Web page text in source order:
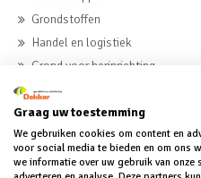
Grondstoffen
Handel en logistiek
Grond voor herinrichting
Beton
MVO
MVO
Graag uw toestemming
We gebruiken cookies om content en
voor social media te bieden en om ons
we informatie over uw gebruik van